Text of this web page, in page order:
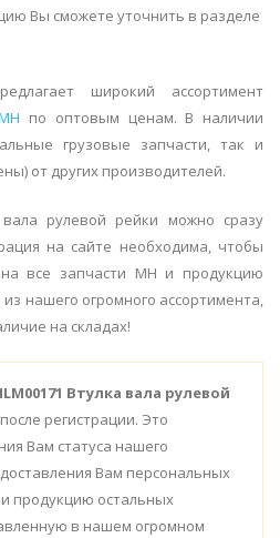
Вы сможете уточнить в разделе
широкий ассортимент
по оптовым ценам. В наличии
грузовые запчасти, так и
от других производителей.
рулевой рейки можно сразу
на сайте необходима, чтобы
все запчасти MH и продукцию
нашего огромного ассортимента,
на складах!
Втулка вала рулевой
регистрации. Это
Вам статуса нашего
Вам персональных
и продукцию остальных
в нашем огромном